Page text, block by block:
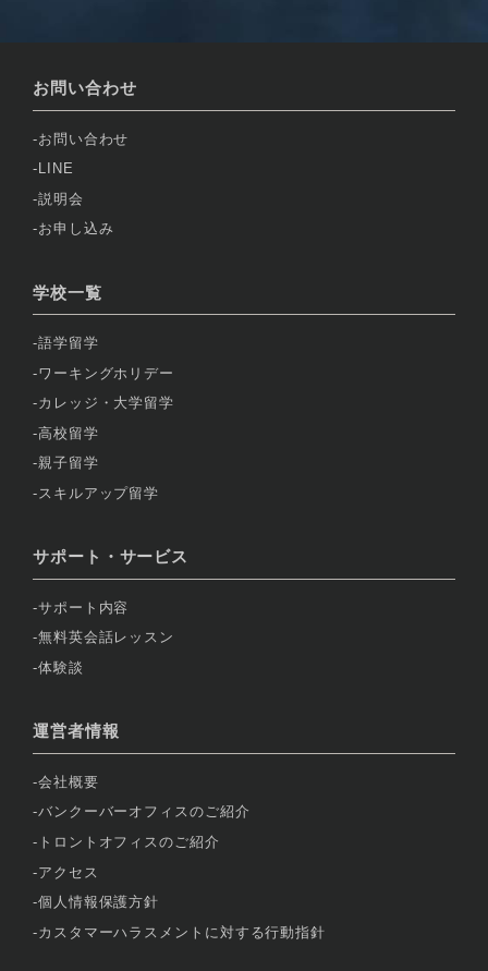
お問い合わせ
お問い合わせ
LINE
説明会
お申し込み
学校一覧
語学留学
ワーキングホリデー
カレッジ・大学留学
高校留学
親子留学
スキルアップ留学
サポート・サービス
サポート内容
無料英会話レッスン
体験談
運営者情報
会社概要
バンクーバーオフィスのご紹介
トロントオフィスのご紹介
アクセス
個人情報保護方針
カスタマーハラスメントに対する行動指針